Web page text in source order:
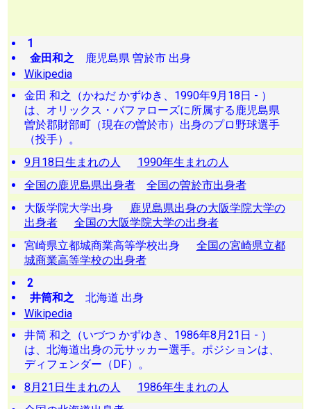
1
金田和之 鹿児島県 曽於市 出身
Wikipedia
金田 和之（かねだ かずゆき、1990年9月18日 - ）
は、オリックス・バファローズに所属する鹿児島県
曽於郡財部町（現在の曽於市）出身のプロ野球選手
（投手）。
9月18日生まれの人
1990年生まれの人
全国の鹿児島県出身者
全国の曽於市出身者
大阪学院大学出身
鹿児島県出身の大阪学院大学の
出身者
全国の大阪学院大学の出身者
宮崎県立都城商業高等学校出身 全国の宮崎県立都
城商業高等学校の出身者
2
井筒和之 北海道 出身
Wikipedia
井筒 和之（いづつ かずゆき、1986年8月21日 - ）
は、北海道出身の元サッカー選手。ポジションは、
ディフェンダー（DF）。
8月21日生まれの人
1986年生まれの人